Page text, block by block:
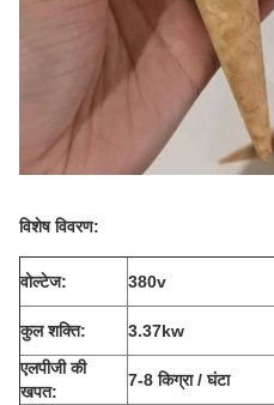
विशेष विवरण:
वोल्टेज: 380v
कुल शक्ति: 3.37kw
एलपीजी की
खपत:
7-8 किग्रा / घंटा